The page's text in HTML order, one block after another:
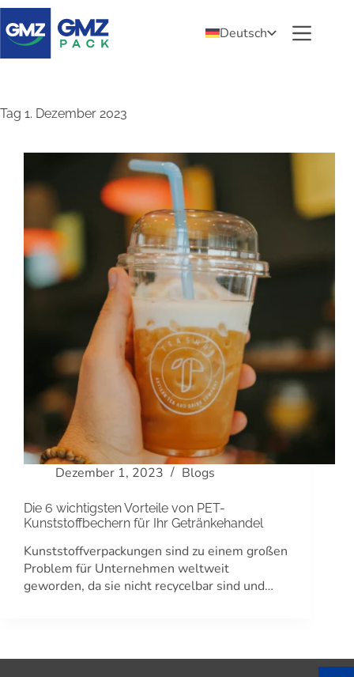
Deutsch
Tag 1. Dezember 2023
Dezember 1, 2023 Blogs
Die 6 wichtigsten Vorteile von PET-
Kunststoffbechern für Ihr Getränkehandel
Kunststoffverpackungen sind zu einem großen
Problem für Unternehmen weltweit
geworden, da sie nicht recycelbar sind und…